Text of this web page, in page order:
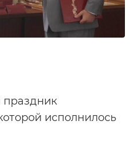
исполнилось